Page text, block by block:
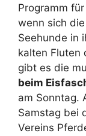
Programm
wenn sich
Seehunde in
kalten Fluten
gibt es die
beim
am Sonntag.
Samstag bei
Vereins